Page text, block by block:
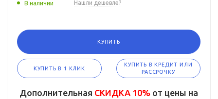
В наличии Нашли дешевле?
КУПИТЬ
КУПИТЬ В 1 КЛИК
КУПИТЬ В КРЕДИТ ИЛИ
РАССРОЧКУ
Дополнительная СКИДКА 10% от цены на